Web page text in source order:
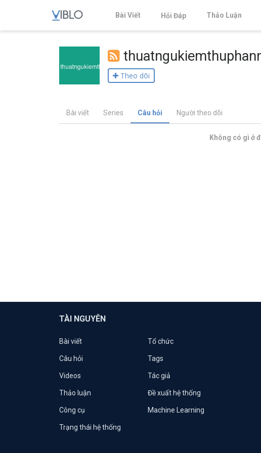
Bài Viết Hỏi Đáp Thảo Luận
Theo dõi
Bài viết Series Câu hỏi Người theo dõi
Không có gì ở
TÀI NGUYÊN
Bài viết Tổ chức
Câu hỏi Tags
Videos Tác giả
Thảo luận Đề xuất hệ thống
Công cụ Machine Learning
Trạng thái hệ thống